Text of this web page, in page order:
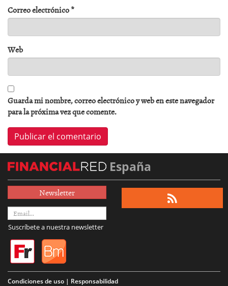
Correo electrónico*
Web
Guarda mi nombre, correo electrónico y web en este navegador
para la próxima vez que comente.
España
Newsletter
Suscríbete a nuestra newsletter
Condiciones de uso | Responsabilidad